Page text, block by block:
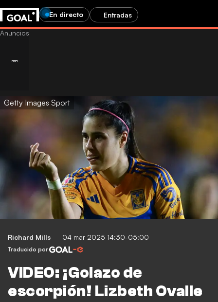
En directo Entradas
Getty Images Sport
Richard Mills 04 mar 2025 14:30-05:00
Traducido por
VIDEO: ¡Golazo de
escorpión! Lizbeth Ovalle